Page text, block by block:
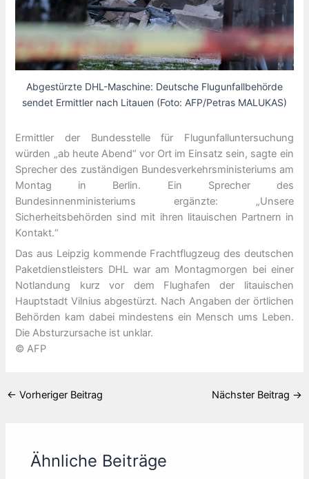
Abgestürzte DHL-Maschine: Deutsche Flugunfallbehörde
sendet Ermittler nach Litauen (Foto: AFP/Petras MALUKAS)
Ermittler der Bundesstelle für Flugunfalluntersuchung
würden „ab heute Abend“ vor Ort im Einsatz sein, sagte ein
Sprecher des zuständigen Bundesverkehrsministeriums am
Montag in Berlin. Ein Sprecher des
Bundesinnenministeriums ergänzte: „Unsere
Sicherheitsbehörden sind mit ihren litauischen Partnern in
Kontakt.“
Das aus Leipzig kommende Frachtflugzeug des deutschen
Paketdienstleisters DHL war am Montagmorgen bei einer
Notlandung kurz vor dem Flughafen der litauischen
Hauptstadt Vilnius abgestürzt. Nach Angaben der örtlichen
Behörden kam dabei mindestens ein Mensch ums Leben.
Die Absturzursache ist unklar.
© AFP
← Vorheriger Beitrag Nächster Beitrag →
Ähnliche Beiträge